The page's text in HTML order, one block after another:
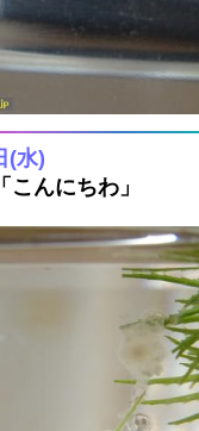
(水)
んにちわ」